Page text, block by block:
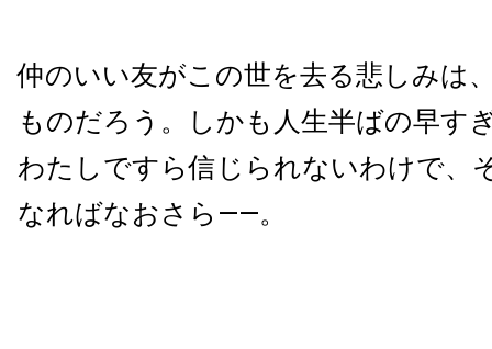
仲のいい友がこの世を去る悲しみは
ものだろう。しかも人生半ばの早す
わたしですら信じられないわけで、
なればなおさら——。